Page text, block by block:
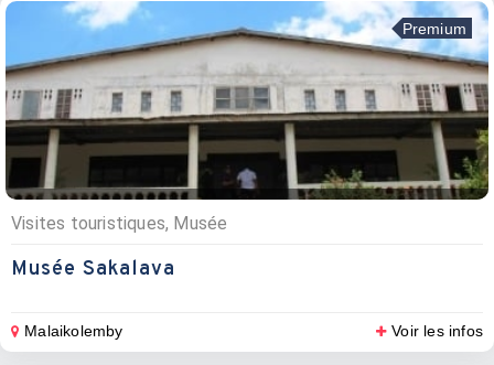
Premium
Visites touristiques, Musée
Musée Sakalava
Malaikolemby Voir les infos